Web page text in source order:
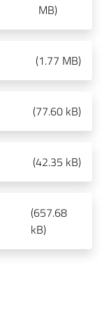
MB)
(1.77 MB)
(77.60 kB)
(42.35 kB)
(657.68
kB)